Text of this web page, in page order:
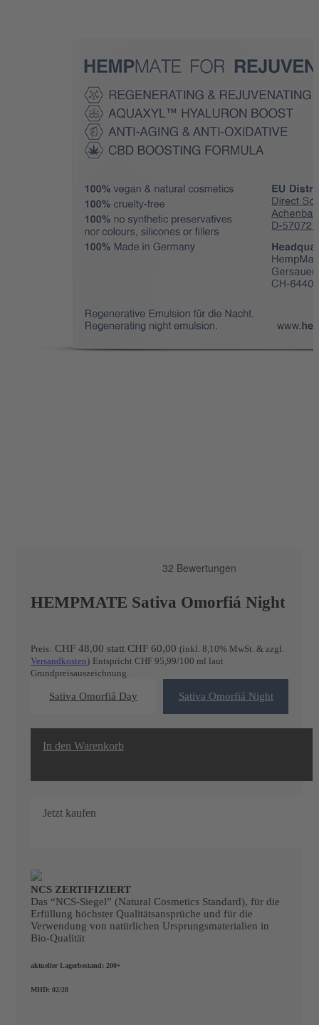
HEMPMATE Sativa Omorfiá Night
SALE
Preis: CHF 48,00 statt CHF 60,00 (inkl. 8,10% MwSt. & zzgl.
Versandkosten) Entspricht CHF 95,99/100 ml laut
Grundpreisauszeichnung.
Sativa Omorfiá Day Sativa Omorfiá Night
In den Warenkorb
Jetzt kaufen
NCS ZERTIFIZIERT
Das “NCS-Siegel” (Natural Cosmetics Standard), für die
Erfüllung höchster Qualitätsansprüche und für die
Verwendung von natürlichen Ursprungsmaterialien in
Bio-Qualität
aktueller Lagerbestand: 200+
MHD: 02/28